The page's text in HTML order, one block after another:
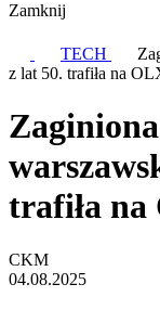
Zamknij
TECH
z lat 50. trafiła na
trafiła na
CKM
04.08.2025